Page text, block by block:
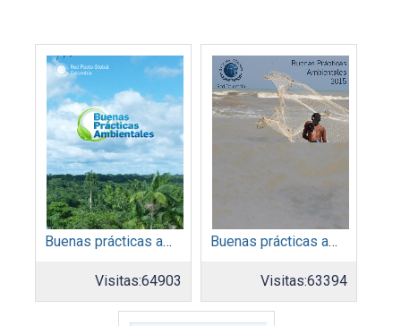
Buenas prácticas ambientales 2014
Visitas:64903
Buenas prácticas ambientales 2015
Visitas:63394